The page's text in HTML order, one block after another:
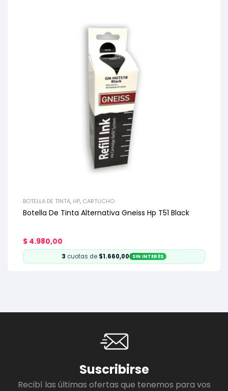
BOTELLA DE TINTA, HP, CARTUCHO
Botella De Tinta Alternativa Gneiss Hp T51 Black
$ 4.980,00
3 cuotas de $1.660,00 SIN INTERÉS
Suscribirse
Recibí las últimas ofertas que tenemos para vos